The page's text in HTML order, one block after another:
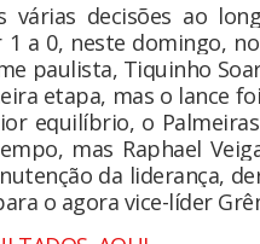
várias decisões ao
1 a 0, neste domingo,
paulista, Tiquinho
etapa, mas o lance
equilíbrio, o
mas Raphael
da liderança,
o agora vice-líder